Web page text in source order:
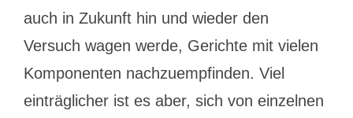
auch in Zukunft hin und wieder den
Versuch wagen werde, Gerichte mit vielen
Komponenten nachzuempfinden. Viel
einträglicher ist es aber, sich von einzelnen